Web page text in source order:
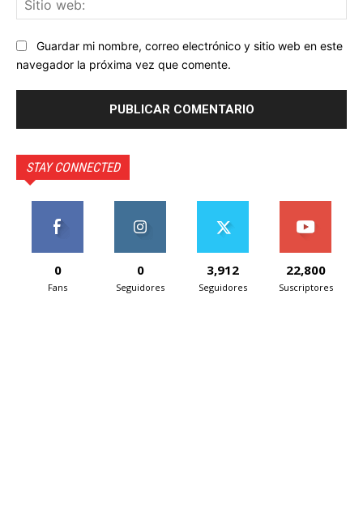
Guardar mi nombre, correo electrónico y sitio web en este
navegador la próxima vez que comente.
STAY CONNECTED
0
Fans
0
Seguidores
3,912
Seguidores
22,800
Suscriptores